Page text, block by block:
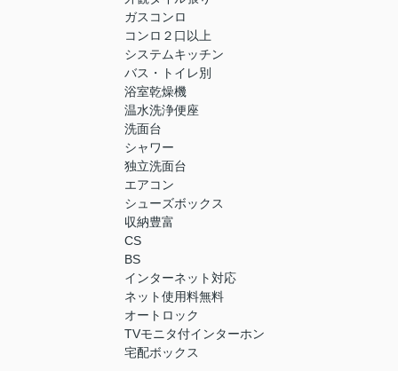
ガスコンロ
コンロ２口以上
システムキッチン
バス・トイレ別
浴室乾燥機
温水洗浄便座
洗面台
シャワー
独立洗面台
エアコン
シューズボックス
収納豊富
CS
BS
インターネット対応
ネット使用料無料
オートロック
TVモニタ付インターホン
宅配ボックス